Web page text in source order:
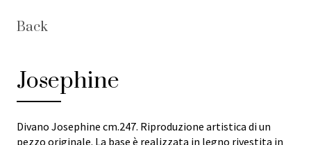
Back
Josephine
Divano Josephine cm.247. Riproduzione artistica di un
pezzo originale. La base è realizzata in legno rivestita in